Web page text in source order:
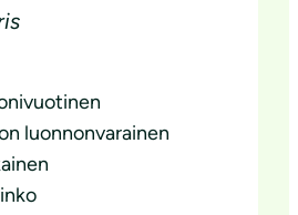
pölyttäjäkasvi
luonnonvarainen